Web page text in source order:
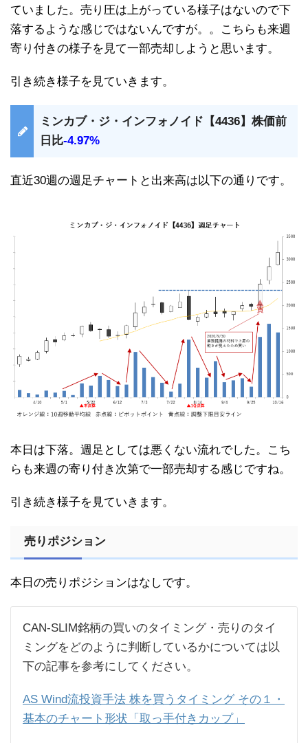
ていました。売り圧は上がっている様子はないので下
落するような感じではないんですが。。こちらも来週
寄り付きの様子を見て一部売却しようと思います。
引き続き様子を見ていきます。
ミンカブ・ジ・インフォノイド【4436】株価前
日比-4.97%
直近30週の週足チャートと出来高は以下の通りです。
本日は下落。週足としては悪くない流れでした。こち
らも来週の寄り付き次第で一部売却する感じですね。
引き続き様子を見ていきます。
売りポジション
本日の売りポジションはなしです。
CAN-SLIM銘柄の買いのタイミング・売りのタイ
ミングをどのように判断しているかについては以
下の記事を参考にしてください。
AS Wind流投資手法 株を買うタイミング その１・
基本のチャート形状「取っ手付きカップ」